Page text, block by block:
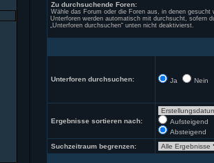
Zu durchsuchende Foren:
Wähle das Forum oder die Foren aus, in denen gesucht
Unterforen werden automatisch mit durchsucht, sofern
„Unterforen durchsuchen“ unten nicht deaktivierst.
Unterforen durchsuchen: Ja Nein
Ergebnisse sortieren nach:
Aufsteigend
Absteigend
Suchzeitraum begrenzen: